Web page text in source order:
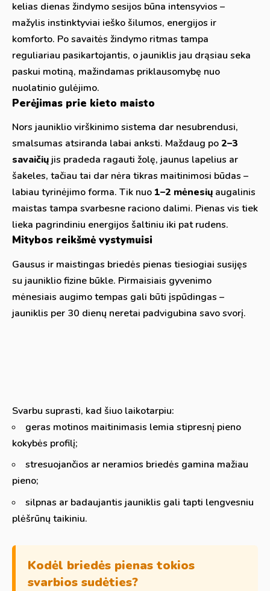
kelias dienas žindymo sesijos būna intensyvios –
mažylis instinktyviai ieško šilumos, energijos ir
komforto. Po savaitės žindymo ritmas tampa
reguliariau pasikartojantis, o jauniklis jau drąsiau seka
paskui motiną, mažindamas priklausomybę nuo
nuolatinio gulėjimo.
Perėjimas prie kieto maisto
Nors jauniklio virškinimo sistema dar nesubrendusi,
smalsumas atsiranda labai anksti. Maždaug po2–3
savaičių jis pradeda ragauti žolę, jaunus lapelius ar
šakeles, tačiau tai dar nėra tikras maitinimosi būdas –
labiau tyrinėjimo forma. Tik nuo1–2 mėnesių augalinis
maistas tampa svarbesne raciono dalimi. Pienas vis tiek
lieka pagrindiniu energijos šaltiniu iki pat rudens.
Mitybos reikšmė vystymuisi
Gausus ir maistingas briedės pienas tiesiogiai susijęs
su jauniklio fizine būkle. Pirmaisiais gyvenimo
mėnesiais augimo tempas gali būti įspūdingas –
jauniklis per 30 dienų neretai padvigubina savo svorį.
Svarbu suprasti, kad šiuo laikotarpiu:
geras motinos maitinimasis lemia stipresnį pieno
kokybės profilį;
stresuojančios ar neramios briedės gamina mažiau
pieno;
silpnas ar badaujantis jauniklis gali tapti lengvesniu
plėšrūnų taikiniu.
Kodėl briedės pienas tokios
svarbios sudėties?